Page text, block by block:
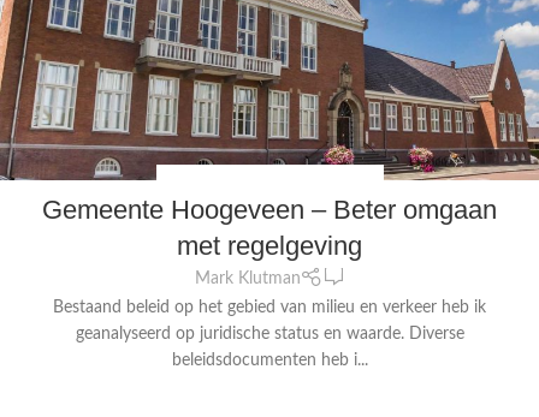
FYSIEKE LEEFOMGEVING
Gemeente Hoogeveen – Beter omgaan
met regelgeving
Mark Klutman
Bestaand beleid op het gebied van milieu en verkeer heb ik
geanalyseerd op juridische status en waarde. Diverse
beleidsdocumenten heb i...